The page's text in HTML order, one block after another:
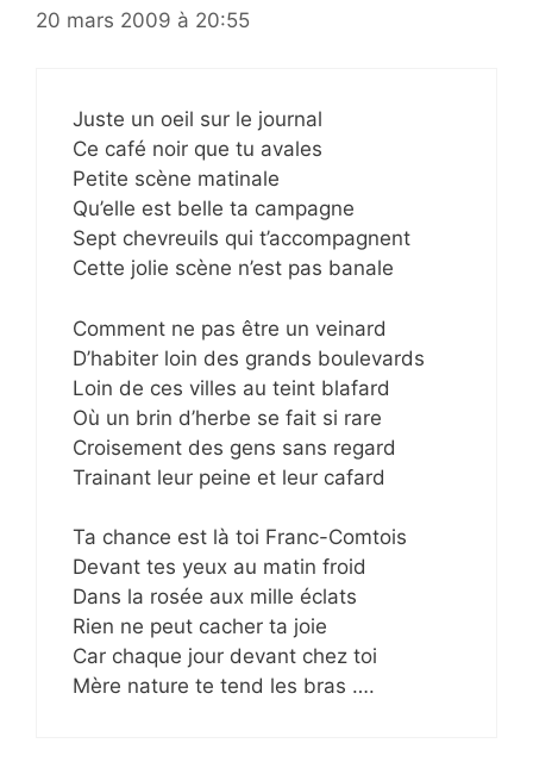
20 mars 2009 à 20:55
Juste un oeil sur le journal
Ce café noir que tu avales
Petite scène matinale
Qu’elle est belle ta campagne
Sept chevreuils qui t’accompagnent
Cette jolie scène n’est pas banale
Comment ne pas être un veinard
D’habiter loin des grands boulevards
Loin de ces villes au teint blafard
Où un brin d’herbe se fait si rare
Croisement des gens sans regard
Trainant leur peine et leur cafard
Ta chance est là toi Franc-Comtois
Devant tes yeux au matin froid
Dans la rosée aux mille éclats
Rien ne peut cacher ta joie
Car chaque jour devant chez toi
Mère nature te tend les bras ….